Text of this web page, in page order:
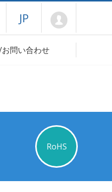
ドロワーメニューを開く
JP
お問い合わせ
RoHS